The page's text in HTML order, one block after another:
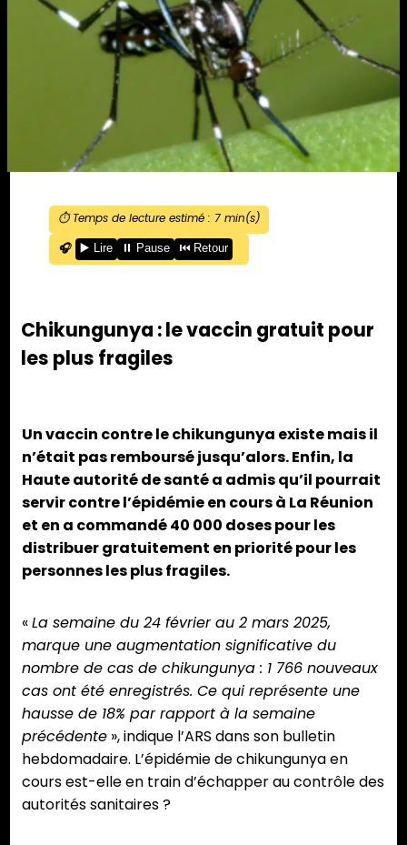
⏱️ Temps de lecture estimé : 7min(s)
🎧
▶️ Lire ⏸️ Pause ⏮️ Retour
Chikungunya : le vaccin gratuit pour
les plus fragiles
Un vaccin contre le chikungunya existe mais il
n’était pas remboursé jusqu’alors. Enfin, la
Haute autorité de santé a admis qu’il pourrait
servir contre l’épidémie en cours à La Réunion
et en a commandé 40 000 doses pour les
distribuer gratuitement en priorité pour les
personnes les plus fragiles.
«La semaine du 24 février au 2 mars 2025,
marque une augmentation significative du
nombre de cas de chikungunya : 1 766 nouveaux
cas ont été enregistrés. Ce qui représente une
hausse de 18% par rapport à la semaine
précédente », indique l’ARS dans son bulletin
hebdomadaire. L’épidémie de chikungunya en
cours est-elle en train d’échapper au contrôle des
autorités sanitaires ?